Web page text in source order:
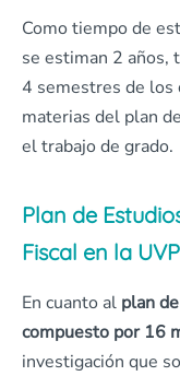
Como tiempo de
se estiman 2 años,
4 semestres de los
materias del plan
el trabajo de grado.
Plan de
Fiscal en la UVP
En cuanto al plan
compuesto por 16
investigación que